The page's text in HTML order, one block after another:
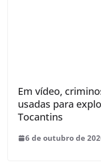
Em vídeo,
usadas para
Tocantins
6 de outubro de